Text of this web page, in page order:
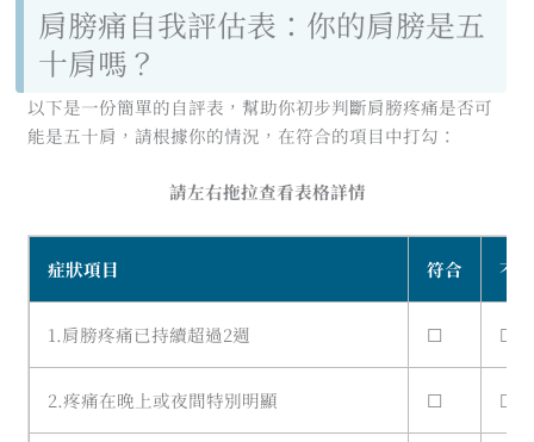
肩膀痛自我評估表：你的肩膀是五
十肩嗎？
以下是一份簡單的自評表，幫助你初步判斷肩膀疼痛是否可
能是五十肩，請根據你的情況，在符合的項目中打勾：
請左右拖拉查看表格詳情
症狀項目 符合 不
1.肩膀疼痛已持續超過2週 ☐ ☐
2.疼痛在晚上或夜間特別明顯 ☐ ☐